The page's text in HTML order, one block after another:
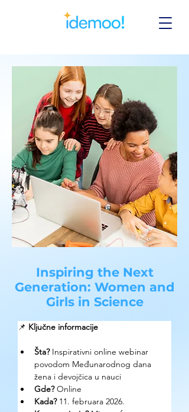
Inspiring the Next
Generation: Women and
Girls in Science
📌 Ključne informacije
Šta? Inspirativni online webinar
povodom Međunarodnog dana
žena i devojčica u nauci
Gde? Online
Kada? 11. februara 2026.